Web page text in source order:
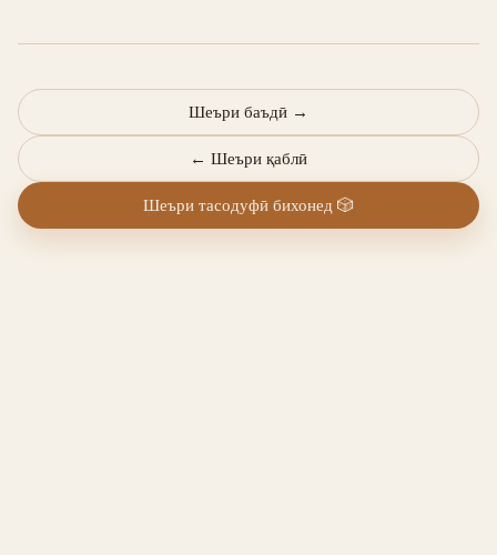
← Шеъри қаблӣ
Шеъри баъдӣ →
Шеъри тасодуфӣ бихонед 🎲